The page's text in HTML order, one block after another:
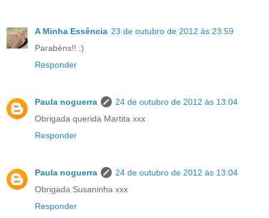
A Minha Essência 23 de outubro de 2012 às 23:59
Parabéns!! :)
Responder
Paula noguerra
24 de outubro de 2012 às 13:04
Obrigada querida Martita xxx
Responder
Paula noguerra
24 de outubro de 2012 às 13:04
Obrigada Susaninha xxx
Responder